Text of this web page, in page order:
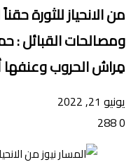
من الانحياز للثورة
ومصالحات القبائل :
مِراسُ الحروب وعنفها
يونيو 21, 2022
0